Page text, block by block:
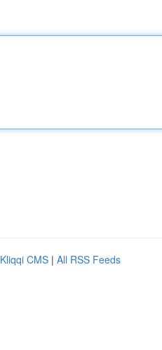
Kliqqi CMS | All RSS Feeds